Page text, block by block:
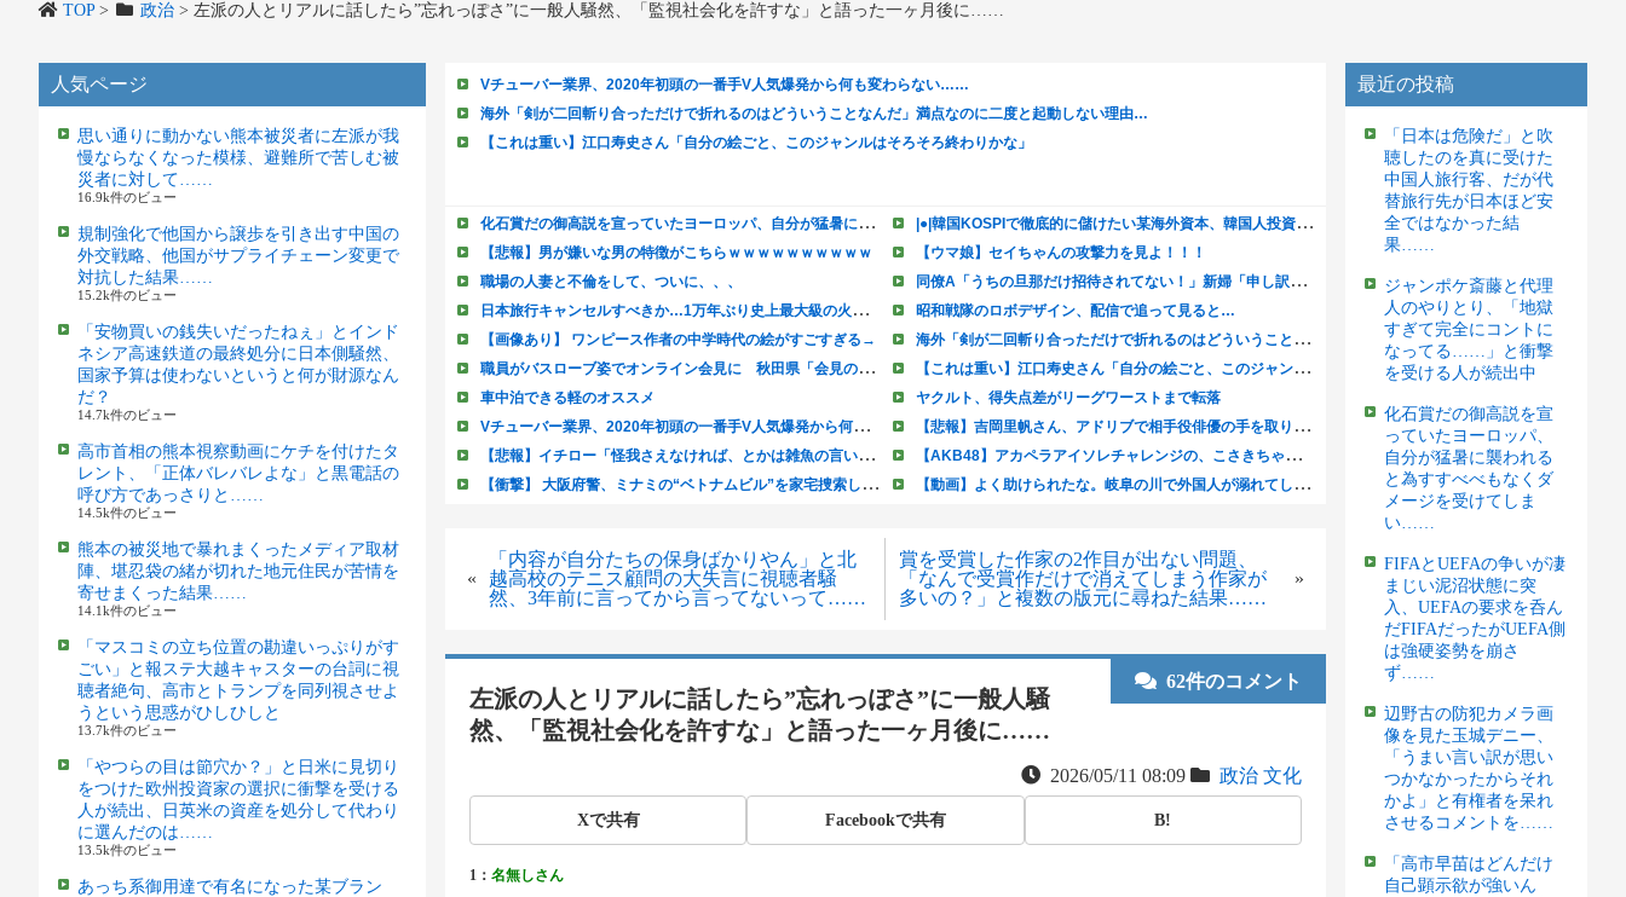
TOP> 政治> 左派の人とリアルに話したら”忘れっぽさ”に一般人騒然、「監視社会化を許すな」と語った一ヶ月後に……
人気ページ
思い通りに動かない熊本被災者に左派が我
慢ならなくなった模様、避難所で苦しむ被
災者に対して……
16.9k件のビュー
規制強化で他国から譲歩を引き出す中国の
外交戦略、他国がサプライチェーン変更で
対抗した結果……
15.2k件のビュー
「安物買いの銭失いだったねぇ」とインド
ネシア高速鉄道の最終処分に日本側騒然、
国家予算は使わないというと何が財源なん
だ？
14.7k件のビュー
高市首相の熊本視察動画にケチを付けたタ
レント、「正体バレバレよな」と黒電話の
呼び方であっさりと……
14.5k件のビュー
熊本の被災地で暴れまくったメディア取材
陣、堪忍袋の緒が切れた地元住民が苦情を
寄せまくった結果……
14.1k件のビュー
「マスコミの立ち位置の勘違いっぷりがす
ごい」と報ステ大越キャスターの台詞に視
聴者絶句、高市とトランプを同列視させよ
うという思惑がひしひしと
13.7k件のビュー
「やつらの目は節穴か？」と日米に見切り
をつけた欧州投資家の選択に衝撃を受ける
人が続出、日英米の資産を処分して代わり
に選んだのは……
13.5k件のビュー
あっち系御用達で有名になった某ブラン
«
「内容が自分たちの保身ばかりやん」と北
越高校のテニス顧問の大失言に視聴者騒
然、3年前に言ってから言ってないって……
賞を受賞した作家の2作目が出ない問題、
「なんで受賞作だけで消えてしまう作家が
多いの？」と複数の版元に尋ねた結果……
»
62件のコメント
左派の人とリアルに話したら”忘れっぽさ”に一般人騒
然、「監視社会化を許すな」と語った一ヶ月後に……
2026/05/11 08:09 政治 文化
Xで共有 Facebookで共有 B!
1： 名無しさん
最近の投稿
「日本は危険だ」と吹
聴したのを真に受けた
中国人旅行客、だが代
替旅行先が日本ほど安
全ではなかった結
果……
ジャンポケ斎藤と代理
人のやりとり、「地獄
すぎて完全にコントに
なってる……」と衝撃
を受ける人が続出中
化石賞だの御高説を宣
っていたヨーロッパ、
自分が猛暑に襲われる
と為すすべべもなくダ
メージを受けてしま
い……
FIFAとUEFAの争いが凄
まじい泥沼状態に突
入、UEFAの要求を呑ん
だFIFAだったがUEFA側
は強硬姿勢を崩さ
ず……
辺野古の防犯カメラ画
像を見た玉城デニー、
「うまい言い訳が思い
つかなかったからそれ
かよ」と有権者を呆れ
させるコメントを……
「高市早苗はどんだけ
自己顕示欲が強いん